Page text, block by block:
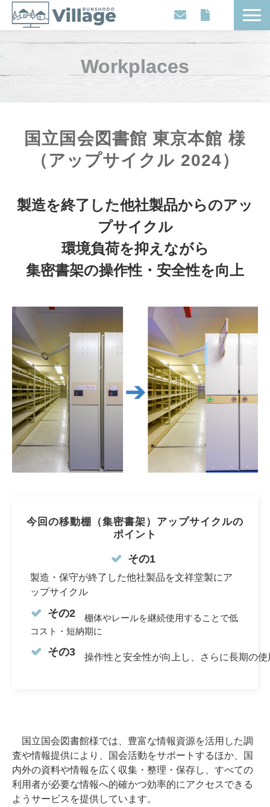
Workplaces
Movies
Articles
About
Workplaces
国立国会図書館 東京本館 様
（アップサイクル 2024）
製造を終了した他社製品からのアッ
プサイクル
環境負荷を抑えながら
集密書架の操作性・安全性を向上
今回の移動棚（集密書架）アップサイクルの
ポイント
その1
製造・保守が終了した他社製品を文祥堂製にア
ップサイクル
その2
棚体やレールを継続使用することで低
コスト・短納期に
その3 操作性と安全性が向上し、さらに長期の
国立国会図書館様では、豊富な情報資源を活用した調
査や情報提供により、国会活動をサポートするほか、国
内外の資料や情報を広く収集・整理・保存し、すべての
利用者が必要な情報へ的確かつ効率的にアクセスできる
ようサービスを提供しています。